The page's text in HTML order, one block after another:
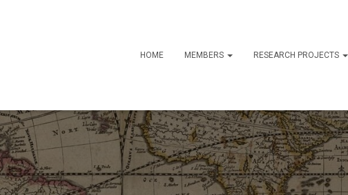
HOME MEMBERS RESEARCH PROJECTS